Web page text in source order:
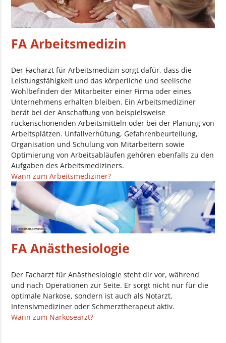
FA Arbeitsmedizin
Der Facharzt für Arbeitsmedizin sorgt dafür, dass die
Leistungsfähigkeit und das körperliche und seelische
Wohlbefinden der Mitarbeiter einer Firma oder eines
Unternehmens erhalten bleiben. Ein Arbeitsmediziner
berät bei der Anschaffung von beispielsweise
rückenschonenden Arbeitsmitteln oder bei der Planung von
Arbeitsplätzen. Unfallverhütung, Gefahrenbeurteilung,
Organisation und Schulung von Mitarbeitern sowie
Optimierung von Arbeitsabläufen gehören ebenfalls zu den
Aufgaben des Arbeitsmediziners.
Wann zum Arbeitsmediziner?
FA Anästhesiologie
Der Facharzt für Anästhesiologie steht dir vor, während
und nach Operationen zur Seite. Er sorgt nicht nur für die
optimale Narkose, sondern ist auch als Notarzt,
Intensivmediziner oder Schmerztherapeut aktiv.
Wann zum Narkosearzt?